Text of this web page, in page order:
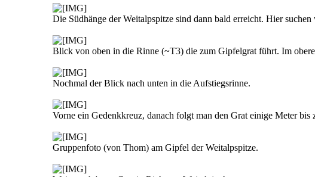
Die Südhänge der Weitalpspitze sind dann bald erreicht. Hier
Blick von oben in die Rinne (~T3) die zum Gipfelgrat führt. Im
Nochmal der Blick nach unten in die Aufstiegsrinne.
Vorne ein Gedenkkreuz, danach folgt man den Grat einige Meter
Gruppenfoto (von Thom) am Gipfel der Weitalpspitze.